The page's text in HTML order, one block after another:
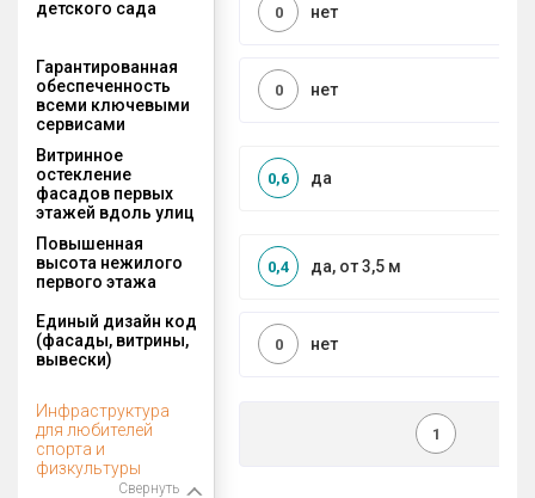
детского сада
нет
0
Гарантированная
обеспеченность
всеми ключевыми
сервисами
нет
0
Витринное
остекление
фасадов первых
этажей вдоль улиц
да
0,6
Повышенная
высота нежилого
первого этажа
да, от 3,5 м
0,4
Единый дизайн код
(фасады, витрины,
вывески)
нет
0
Инфраструктура
для любителей
спорта и
физкультуры
Свернуть
1